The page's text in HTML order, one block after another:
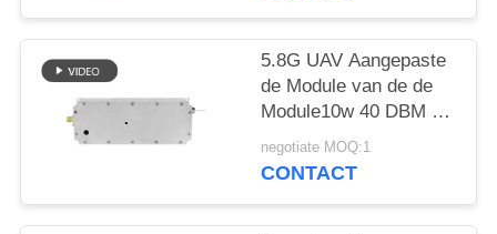
5.8G UAV Aangepaste
de Module van de de
Module10w 40 DBM rf
Stoorzender van de
Signaalstoorzender
negotiate MOQ:1
CONTACT